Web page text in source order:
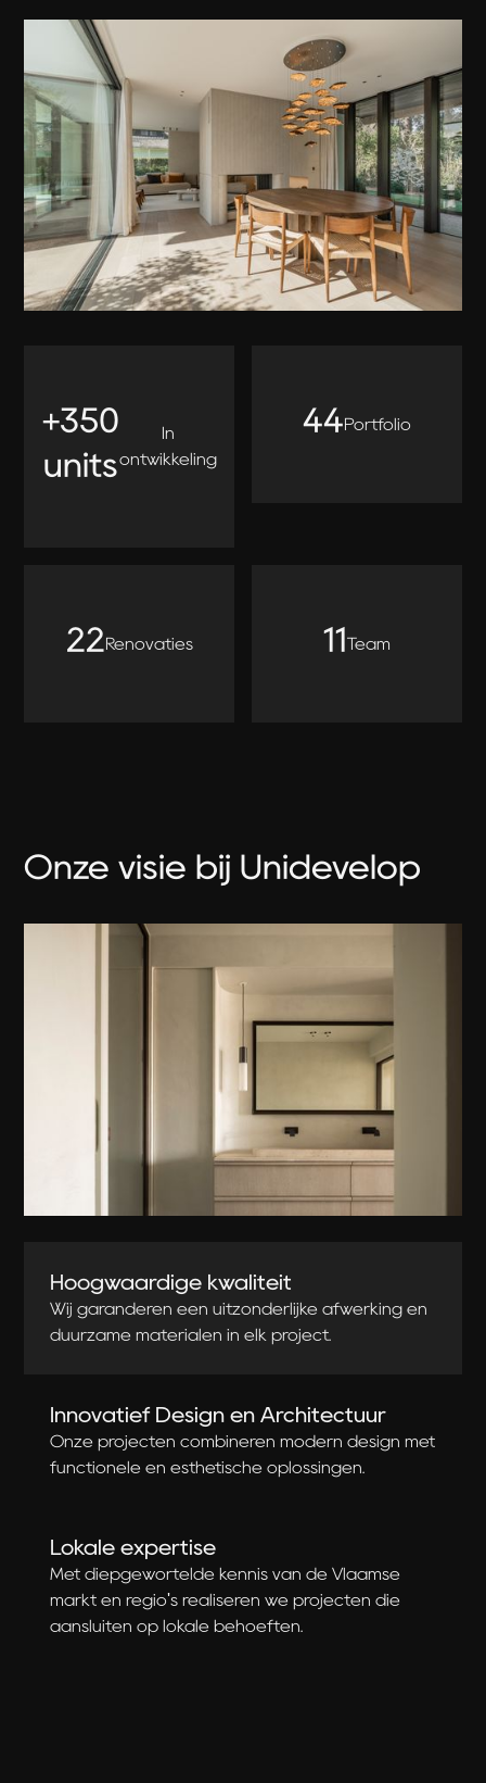
+350
units
In
ontwikkeling
44 Portfolio
22 Renovaties 11 Team
Onze visie bij Unidevelop
Hoogwaardige kwaliteit
Wij garanderen een uitzonderlijke afwerking en
duurzame materialen in elk project.
Innovatief Design en Architectuur
Onze projecten combineren modern design met
functionele en esthetische oplossingen.
Lokale expertise
Met diepgewortelde kennis van de Vlaamse
markt en regio's realiseren we projecten die
aansluiten op lokale behoeften.